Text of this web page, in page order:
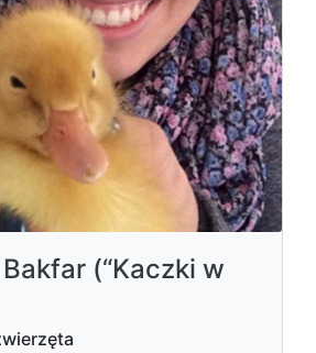
(“Kaczki w